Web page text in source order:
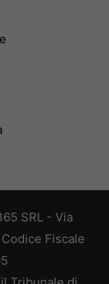
SRL - Via
Fiscale